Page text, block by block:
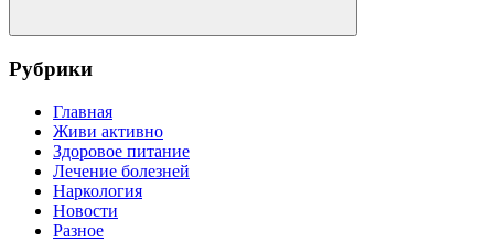
Поиск
Рубрики
Главная
Живи активно
Здоровое питание
Лечение болезней
Наркология
Новости
Разное